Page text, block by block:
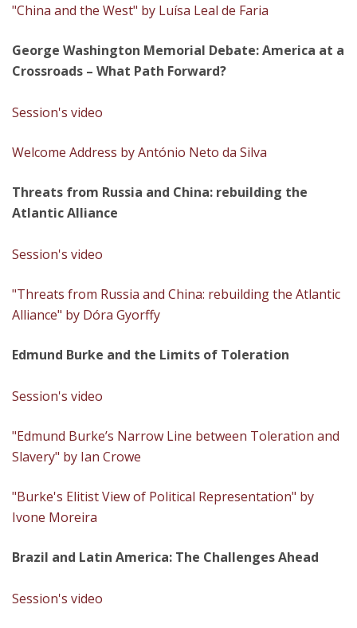
"China and the West" by Luísa Leal de Faria
George Washington Memorial Debate: America at a
Crossroads – What Path Forward?​
Session's video
Welcome Address by António Neto da Silva
Threats from Russia and China: rebuilding the
Atlantic Alliance​
Session's video
"Threats from Russia and China: rebuilding the Atlantic
Alliance" by Dóra Gyorffy
Edmund Burke and the Limits of Toleration
Session's video
"Edmund Burke’s Narrow Line between Toleration and
Slavery" by Ian Crowe
"Burke's Elitist View of Political Representation" by
Ivone Moreira
Brazil and Latin America: The Challenges Ahead
Session's video